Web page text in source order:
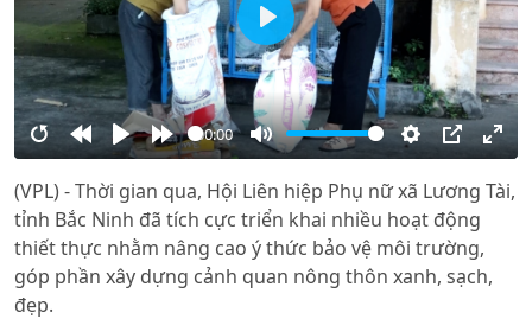
RestartRewind
10s
PlayForward
10s
00:00
Mute Settings
PIP
Play
(VPL) - Thời gian qua, Hội Liên hiệp Phụ nữ xã Lương Tài,
tỉnh Bắc Ninh đã tích cực triển khai nhiều hoạt động
thiết thực nhằm nâng cao ý thức bảo vệ môi trường,
góp phần xây dựng cảnh quan nông thôn xanh, sạch,
đẹp.